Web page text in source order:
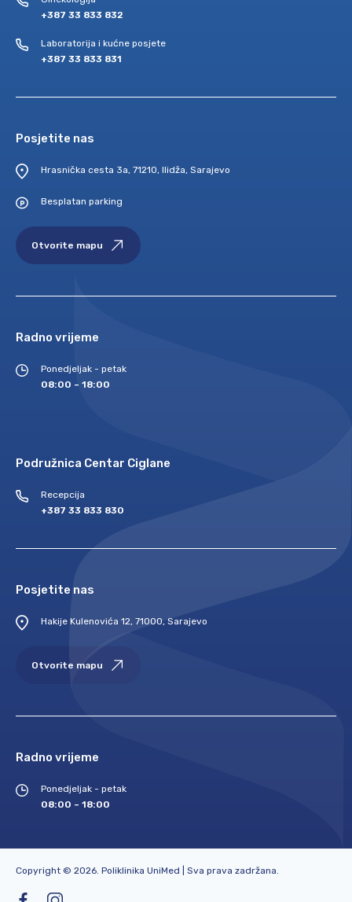
+387 33 833 832
Laboratorija i kućne posjete
+387 33 833 831
Posjetite nas
Hrasnička cesta 3a, 71210, Ilidža, Sarajevo
Besplatan parking
Otvorite mapu
Radno vrijeme
Ponedjeljak - petak
08:00 – 18:00
Podružnica Centar Ciglane
Recepcija
+387 33 833 830
Posjetite nas
Hakije Kulenovića 12, 71000, Sarajevo
Otvorite mapu
Radno vrijeme
Ponedjeljak - petak
08:00 – 18:00
Copyright © 2026. Poliklinika UniMed | Sva prava zadržana.